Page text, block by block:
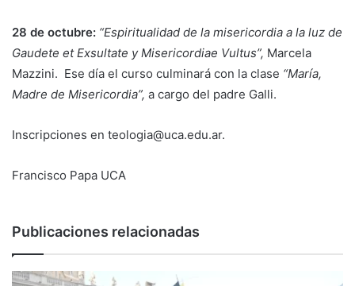
28 de octubre: “Espiritualidad de la misericordia a la luz de
Gaudete et Exsultate y Misericordiae Vultus”, Marcela
Mazzini. Ese día el curso culminará con la clase “María,
Madre de Misericordia”, a cargo del padre Galli.
Inscripciones en teologia@uca.edu.ar.
Francisco Papa UCA
Publicaciones relacionadas